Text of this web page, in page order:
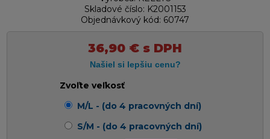
Skladové číslo: K2001153
Objednávkový kód: 60747
36,90 € s DPH
Zvoľte veľkosť
M/L - (do 4 pracovných dní)
S/M - (do 4 pracovných dní)